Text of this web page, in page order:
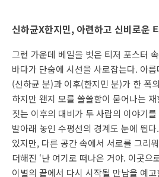
신하균X한지민, 아련하고 신비로운
그런 가운데 베일을 벗은 티저 포스터
바다가 단숨에 시선을 사로잡는다. 아
(신하균 분)과 이후(한지민 분)가 한 폭
하지만 왠지 모를 쓸쓸함이 묻어나는
짓는 이후의 대비가 두 사람의 이야기
발아래 놓인 수평선의 경계도 눈에 띈
있지만, 다른 공간 속에서 서로를 그리
더해진 ‘난 여기로 떠나온 거야. 이곳으
이별의 끝에서 다시 시작될 만남을 예고